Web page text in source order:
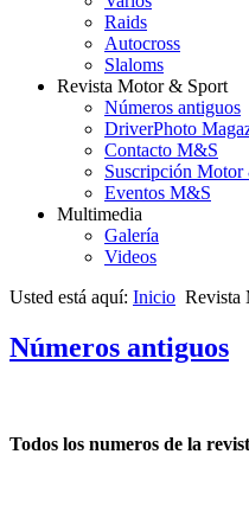
Raids
Autocross
Slaloms
Revista Motor & Sport
Números antiguos
DriverPhoto
Contacto M&S
Suscripción Motor
Eventos M&S
Multimedia
Galería
Videos
Usted está aquí: Inicio Revista
Números antiguos
Todos los numeros de la